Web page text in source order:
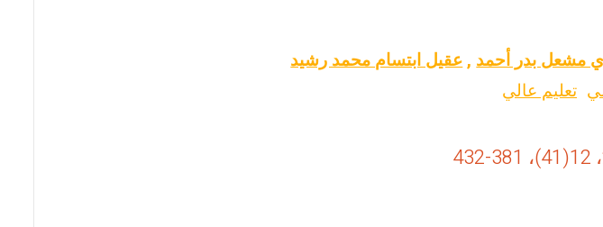
مشعل بدر أحمد,عقيل ابتسام محمد رشيد
تعليم عالي